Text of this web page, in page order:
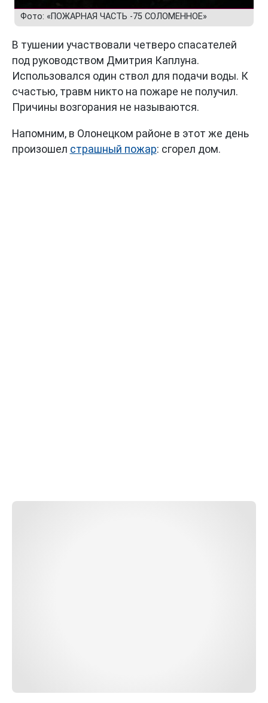
Фото: «ПОЖАРНАЯ ЧАСТЬ -75 СОЛОМЕННОЕ»
В тушении участвовали четверо спасателей
под руководством Дмитрия Каплуна.
Использовался один ствол для подачи воды. К
счастью, травм никто на пожаре не получил.
Причины возгорания не называются.
Напомним, в Олонецком районе в этот же день
произошел страшный пожар: сгорел дом.